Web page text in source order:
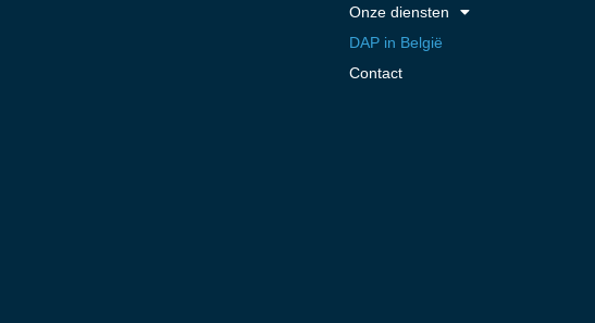
Onze diensten
DAP in België
Contact